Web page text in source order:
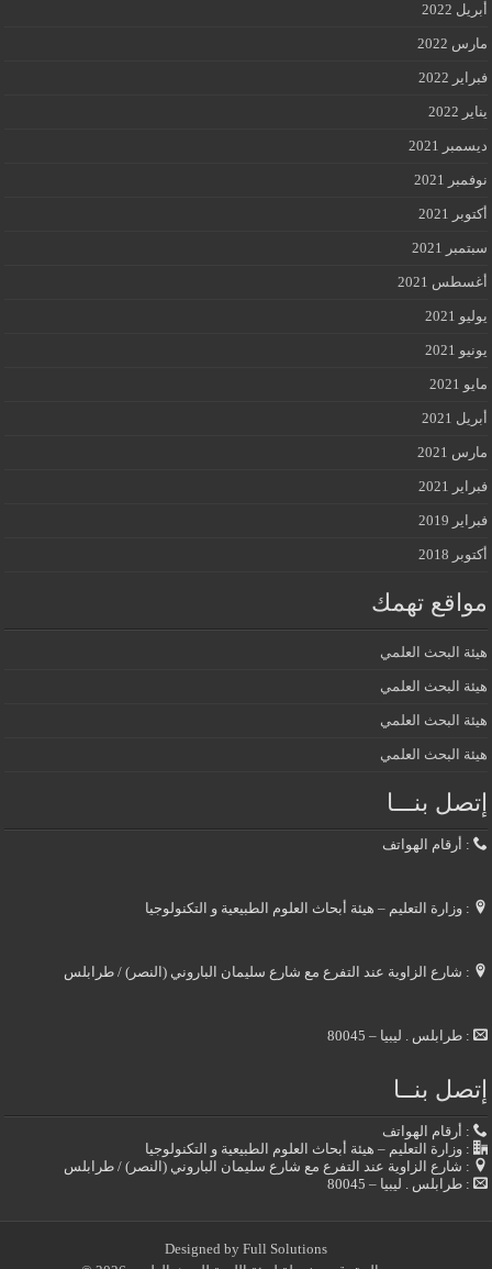
أبريل 2022
مارس 2022
فبراير 2022
يناير 2022
ديسمبر 2021
نوفمبر 2021
أكتوبر 2021
سبتمبر 2021
أغسطس 2021
يوليو 2021
يونيو 2021
مايو 2021
أبريل 2021
مارس 2021
فبراير 2021
فبراير 2019
أكتوبر 2018
مواقع تهمك
هيئة البحث العلمي
هيئة البحث العلمي
هيئة البحث العلمي
هيئة البحث العلمي
إتصل بنـــا
: أرقام الهواتف
: وزارة التعليم – هيئة أبحاث العلوم الطبيعية و التكنولوجيا
: شارع الزاوية عند التفرع مع شارع سليمان الباروني (النصر) / طرابلس
: طرابلس . ليبيا – 80045
إتصل بنــا
: أرقام الهواتف
: وزارة التعليم – هيئة أبحاث العلوم الطبيعية و التكنولوجيا
: شارع الزاوية عند التفرع مع شارع سليمان الباروني (النصر) / طرابلس
: طرابلس . ليبيا – 80045
Designed by Full Solutions